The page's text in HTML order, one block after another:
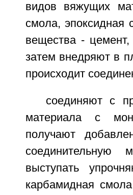
видов вяжущих
смола,
вещества - цемент,
затем внедряют в
происходит
соединяют с
материала с
получают
соединительную
выступать
карбамидная